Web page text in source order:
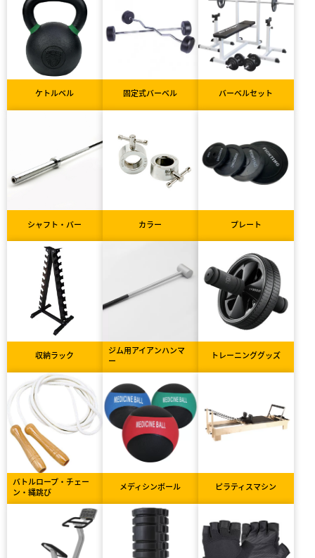
ケトルベル 固定式バーベル バーベルセット
シャフト・バー カラー プレート
収納ラック
ジム用アイアンハンマ
ー
トレーニンググッズ
バトルロープ・チェー
ン・縄跳び
メディシンボール ピラティスマシン